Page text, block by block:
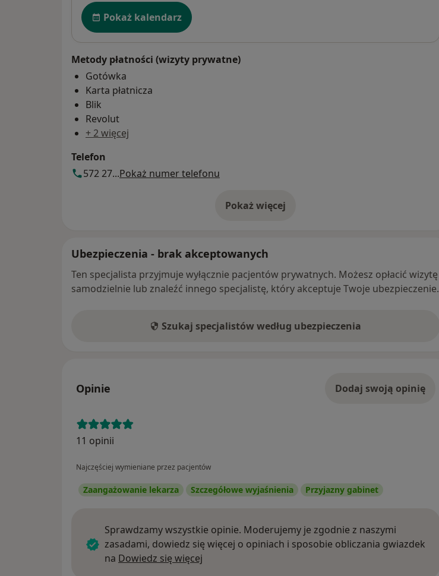
Dostępność
Pokaż kalendarz
Metody płatności (wizyty prywatne)
Gotówka
Karta płatnicza
Blik
Revolut
+ 2 więcej
Telefon
572 27...Pokaż numer telefonu
Pokaż więcej
o adresie
Ubezpieczenia - brak akceptowanych
Ten specjalista przyjmuje wyłącznie pacjentów prywatnych. Możesz opłacić wizytę
samodzielnie lub znaleźć innego specjalistę, który akceptuje Twoje ubezpieczenie.
Szukaj specjalistów według ubezpieczenia
Opinie Dodaj swoją opinię
11 opinii
Najczęściej wymieniane przez pacjentów
Zaangażowanie lekarza Szczegółowe wyjaśnienia Przyjazny gabinet
Sprawdzamy wszystkie opinie. Moderujemy je zgodnie z naszymi
zasadami, dowiedz się więcej o opiniach i sposobie obliczania gwiazdek
na Dowiedz się więcej